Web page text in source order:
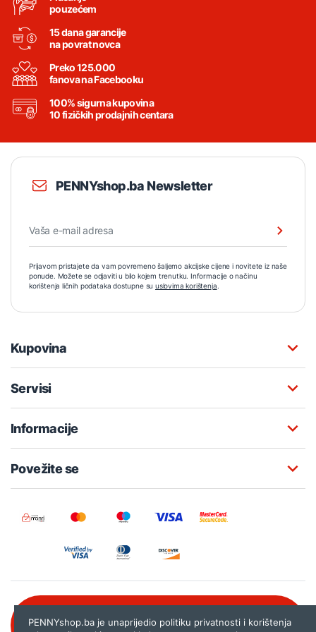
pouzećem
15 dana garancije
na povrat novca
Preko 125.000
fanova na Facebooku
100% sigurna kupovina
10 fizičkih prodajnih centara
PENNYshop.ba Newsletter
Prijavom pristajete da vam povremeno šaljemo akcijske cijene i novitete iz naše
ponude. Možete se odjaviti u bilo kojem trenutku. Informacije o načinu
korištenja ličnih podataka dostupne su uslovima korištenja.
Kupovina
Servisi
Informacije
Povežite se
PENNYshop.ba je unaprijedio politiku privatnosti i korištenja